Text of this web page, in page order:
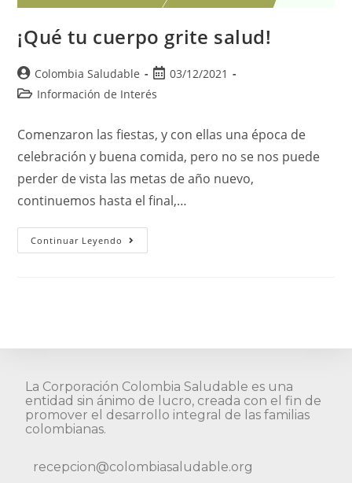
¡Qué tu cuerpo grite salud!
Colombia Saludable
03/12/2021
Información de Interés
Comenzaron las fiestas, y con ellas una época de
celebración y buena comida, pero no se nos puede
perder de vista las metas de año nuevo,
continuemos hasta el final,…
Continuar Leyendo
La Corporación Colombia Saludable es una
entidad sin ánimo de lucro, creada con el fin de
promover el desarrollo integral de las familias
colombianas.
recepcion@colombiasaludable.org